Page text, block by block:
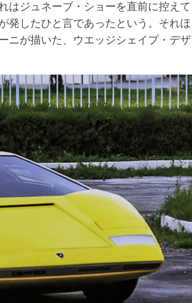
はジュネーブ・ショーを直前に控え
発したひと言であったという。それ
ニが描いた、ウエッジシェイプ・デ